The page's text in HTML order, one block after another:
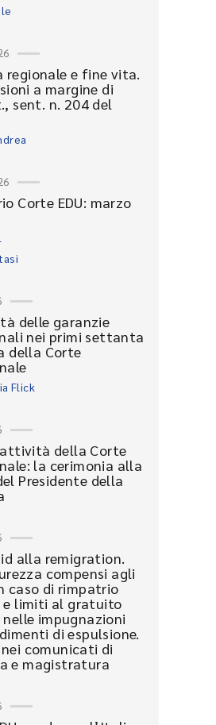
regionale e fine vita.
a margine di
sent. n. 204 del
Corte EDU: marzo
delle garanzie
nei primi settanta
della Corte
Flick
della Corte
la cerimonia alla
Presidente della
alla remigration.
compensi agli
caso di rimpatrio
limiti al gratuito
impugnazioni
di espulsione.
comunicati di
e magistratura